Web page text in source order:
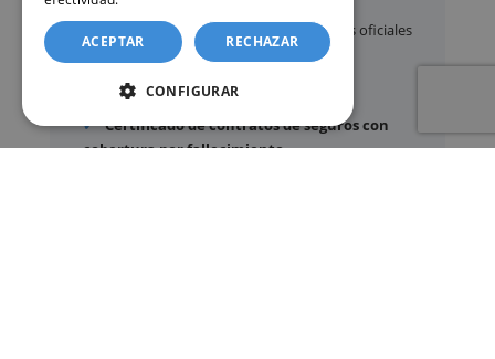
Apostilla de La Haya
de documentos oficiales
Legalización
de certificados
Certificado de Últimas Voluntades
Certificado de contratos de seguros con
cobertura por fallecimiento
ACEPTAR RECHAZAR
CONFIGURAR